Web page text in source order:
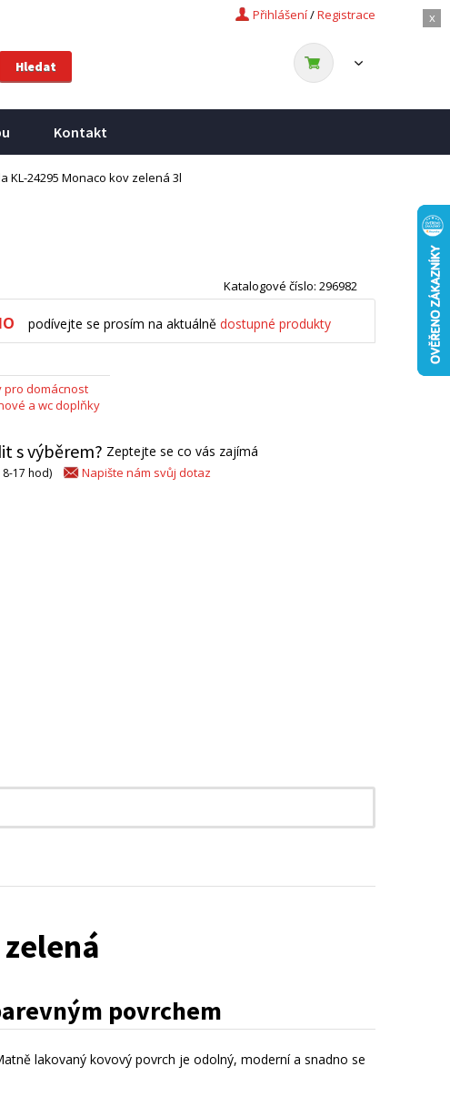
x
Registrace
/
Přihlášení
Kontakt
KL-24295 Monaco kov zelená 3l
Katalogové číslo: 296982
podívejte se prosím na aktuálně dostupné produkty
pro domácnost
a wc doplňky
s výběrem? Zeptejte se co vás zajímá
17 hod) Napište nám svůj dotaz
povrchem
lakovaný kovový povrch je odolný, moderní a snadno se